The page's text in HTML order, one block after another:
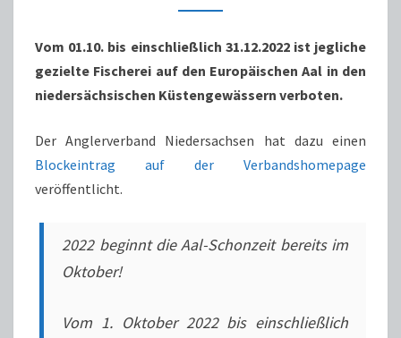
Vom 01.10. bis einschließlich 31.12.2022 ist jegliche
gezielte Fischerei auf den Europäischen Aal in den
niedersächsischen Küstengewässern verboten.
Der Anglerverband Niedersachsen hat dazu einen
Blockeintrag auf der Verbandshomepage
veröffentlicht.
2022 beginnt die Aal-Schonzeit bereits im
Oktober!
Vom 1. Oktober 2022 bis einschließlich